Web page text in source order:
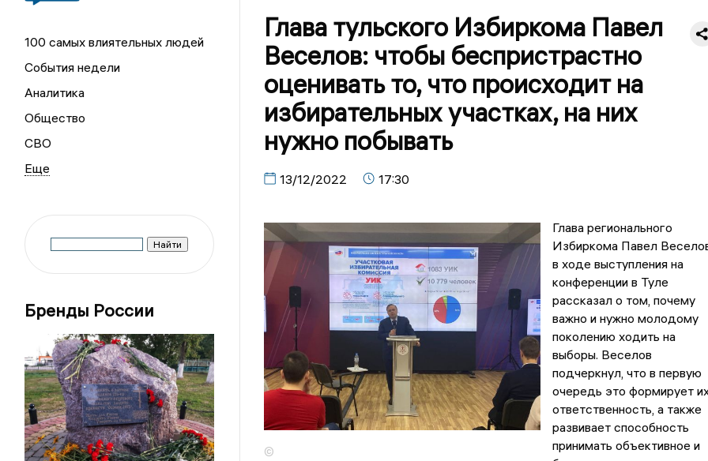
100 самых влиятельных людей
События недели
Аналитика
Общество
СВО
Бренды России
Глава тульского Избиркома Павел
Веселов: чтобы беспристрастно
оценивать то, что происходит на
избирательных участках, на них
нужно побывать
13/12/2022 17:30
©
Глава регионального
Избиркома Павел
в ходе выступления на
конференции в Туле
рассказал о том, почему
важно и нужно молодому
поколению ходить на
выборы. Веселов
подчеркнул, что в первую
очередь это формирует
ответственность, а также
развивает способность
принимать объективное и